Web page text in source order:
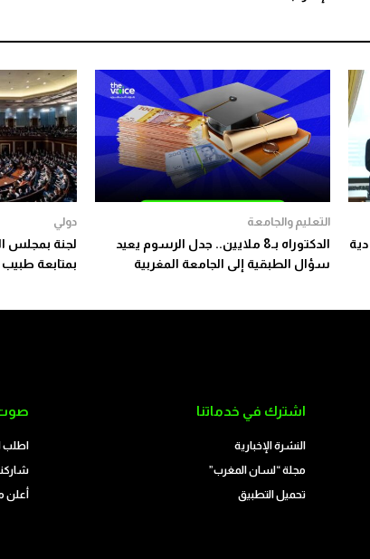
التعليم والجامعة
الدكتوراه بـ8 ملايين.. جدل الرسوم يعيد
سؤال الطبقية إلى الجامعة المغربية
دولي
لجنة بمجلس
بمتابعة طبيب
اشترك في خدماتنا
النشرة الإخبارية
مجلة “لسان المغرب”
تحميل التطبيق
صوت
اطلب
أعلن